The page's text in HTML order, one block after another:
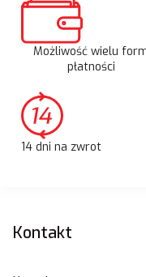
Możliwość wielu
płatności
14 dni na zwrot
Linki w stopce
Kontakt